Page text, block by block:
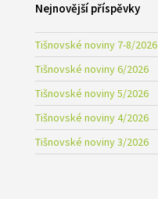
Nejnovější příspěvky
Tišnovské noviny 7-8/2026
Tišnovské noviny 6/2026
Tišnovské noviny 5/2026
Tišnovské noviny 4/2026
Tišnovské noviny 3/2026